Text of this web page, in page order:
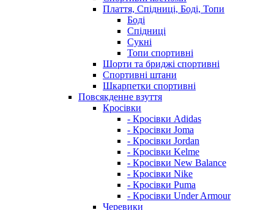
Плаття, Спідниці, Боді, Топи
Боді
Спідниці
Сукні
Топи спортивні
Шорти та бриджі спортивні
Спортивні штани
Шкарпетки спортивні
Повсякденне взуття
Кросівки
- Кросівки Adidas
- Кросівки Joma
- Кросівки Jordan
- Кросівки Kelme
- Кросівки New Balance
- Кросівки Nike
- Кросівки Puma
- Кросівки Under Armour
Черевики